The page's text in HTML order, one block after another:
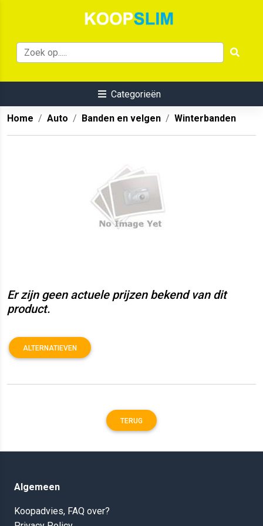
Categorieën
Home Auto Banden en velgen Winterbanden
Er zijn geen actuele prijzen bekend van dit
product.
ALTERNATIEVEN
TERUG
Algemeen
Koopadvies, FAQ over?